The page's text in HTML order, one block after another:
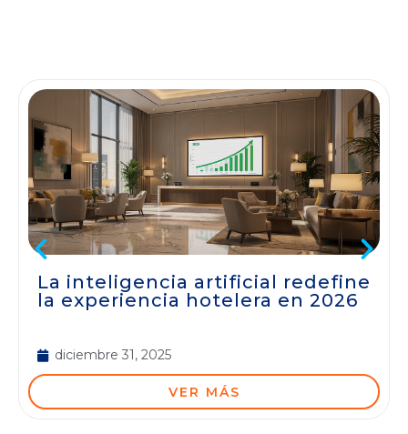
La inteligencia artificial redefine
la experiencia hotelera en 2026
diciembre 31, 2025
VER MÁS